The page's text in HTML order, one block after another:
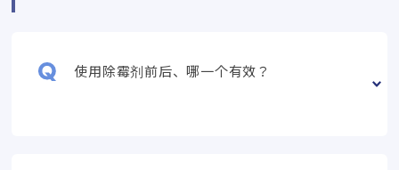
使用除霉剂前后、哪一个有效？